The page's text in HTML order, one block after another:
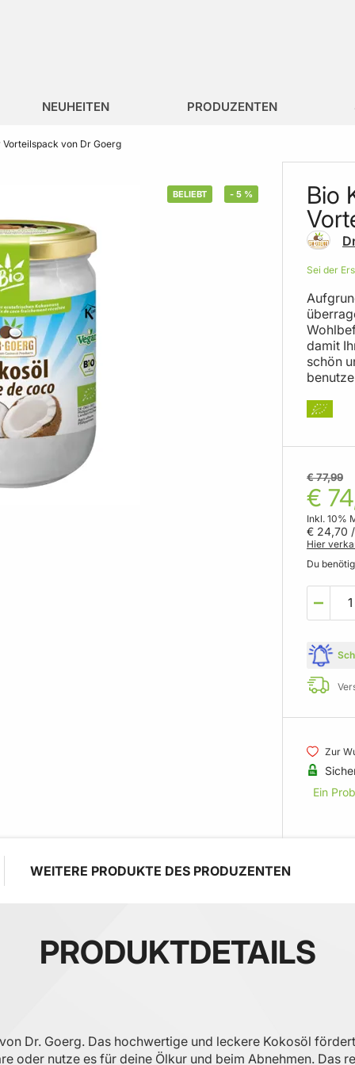
NEUHEITEN PRODUZENTEN
von Dr Goerg
BELIEBT - 5 %
Bio
Sei der
damit
schön
€
€ 77,99
Inkl. 10%
€ 24,70
Hier
Du
Zur
Ein
WEITERE PRODUKTE DES PRODUZENTEN
PRODUKTDETAILS
Dr. Goerg. Das hochwertige und leckere Kokosöl
oder nutze es für deine Ölkur und beim Abnehmen. Das